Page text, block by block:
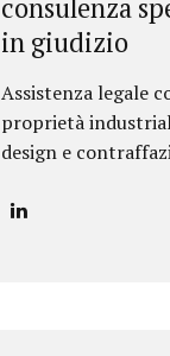
consulenza
in giudizio
Assistenza legale
proprietà
design e
nella difesa